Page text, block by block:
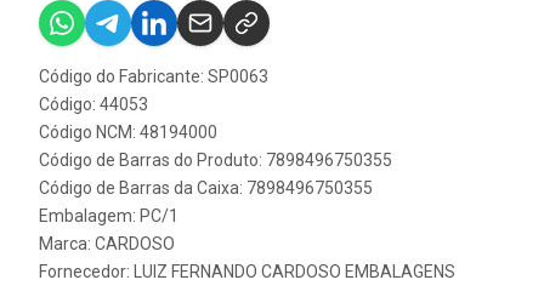
Código do Fabricante: SP0063
Código: 44053
Código NCM: 48194000
Código de Barras do Produto: 7898496750355
Código de Barras da Caixa: 7898496750355
Embalagem: PC/1
Marca: CARDOSO
Fornecedor:
LUIZ FERNANDO CARDOSO EMBALAGENS